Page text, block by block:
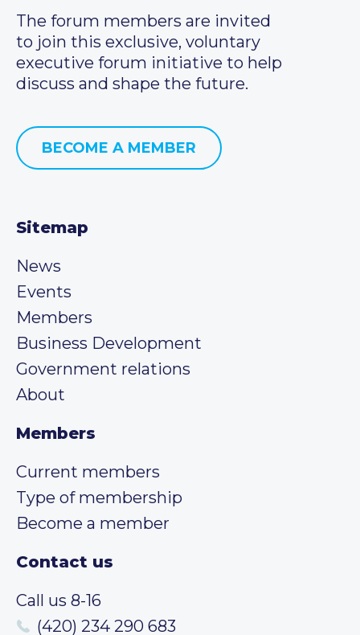
The forum members are invited
to join this exclusive, voluntary
executive forum initiative to help
discuss and shape the future.
BECOME A MEMBER
Sitemap
News
Events
Members
Business Development
Government relations
About
Members
Current members
Type of membership
Become a member
Contact us
Call us 8-16
(420) 234 290 683